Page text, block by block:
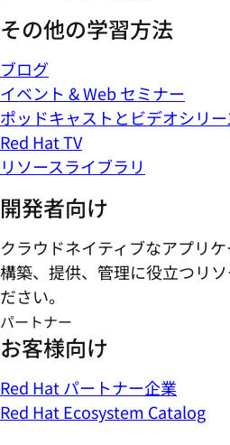
その他の学習方法
ブログ
イベント & Web セミナー
ポッドキャストとビデオシリー
Red Hat TV
リソースライブラリ
開発者向け
クラウドネイティブなアプリ
構築、提供、管理に役立つリ
ださい。
パートナー
お客様向け
Red Hat パートナー企業
Red Hat Ecosystem Catalog